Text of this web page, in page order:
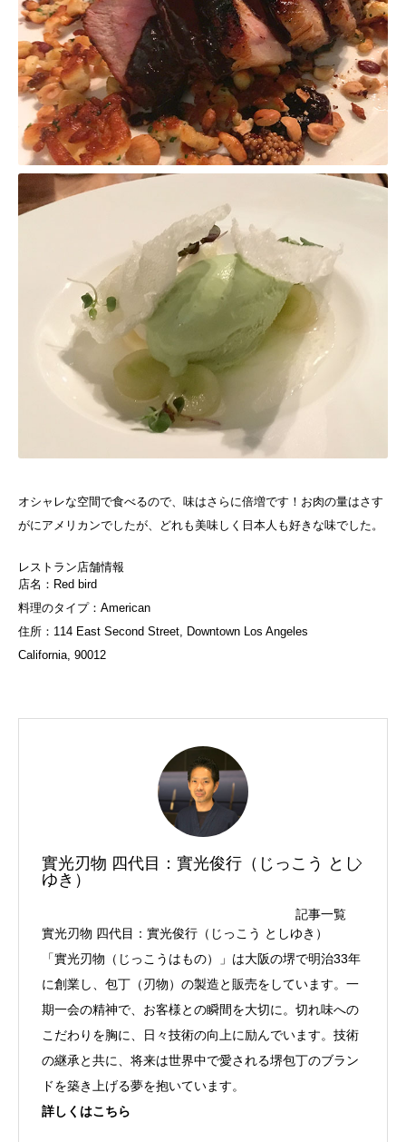
オシャレな空間で食べるので、味はさらに倍増です！お肉の量はさす
がにアメリカンでしたが、どれも美味しく日本人も好きな味でした。
レストラン店舗情報
店名：Red bird
料理のタイプ：American
住所：114 East Second Street, Downtown Los Angeles
California, 90012
實光刃物 四代目：實光俊行（じっこう とし
ゆき）
記事一覧
實光刃物 四代目：實光俊行（じっこう としゆき）
「實光刃物（じっこうはもの）」は大阪の堺で明治33年
に創業し、包丁（刃物）の製造と販売をしています。一
期一会の精神で、お客様との瞬間を大切に。切れ味への
こだわりを胸に、日々技術の向上に励んでいます。技術
の継承と共に、将来は世界中で愛される堺包丁のブラン
ドを築き上げる夢を抱いています。
詳しくはこちら